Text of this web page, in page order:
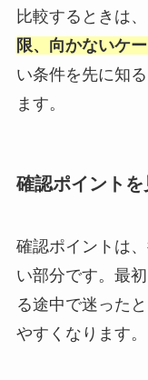
比較するときは
限、向かないケ
い条件を先に知
ます。
確認ポイント
確認ポイントは
い部分です。最
る途中で迷った
やすくなります。